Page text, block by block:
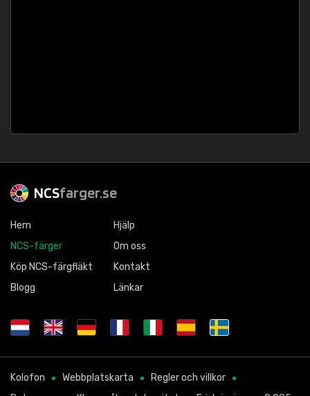
NCSfarger.se
Hem
NCS-färger
Köp NCS-färgfläkt
Blogg
Hjälp
Om oss
Kontakt
Länkar
Kolofon Webbplatskarta
Regler och villkor